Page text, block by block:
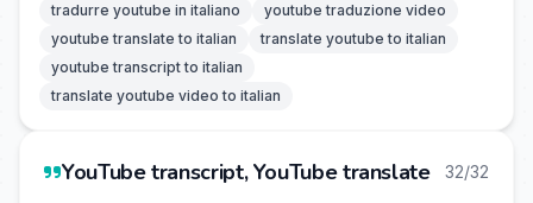
tradurre youtube in italiano
youtube traduzione video
youtube translate to italian
translate youtube to italian
youtube transcript to italian
translate youtube video to italian
YouTube transcript, YouTube translate 32/32